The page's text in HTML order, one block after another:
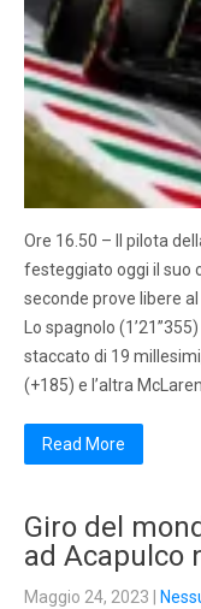
Ore 16.50 – Il pilota
festeggiato oggi il suo
seconde prove libere al
Lo spagnolo
staccato di 19
(+185) e l’altra McLaren
Read More
Giro del
ad Acapulco
Maggio 24, 2023